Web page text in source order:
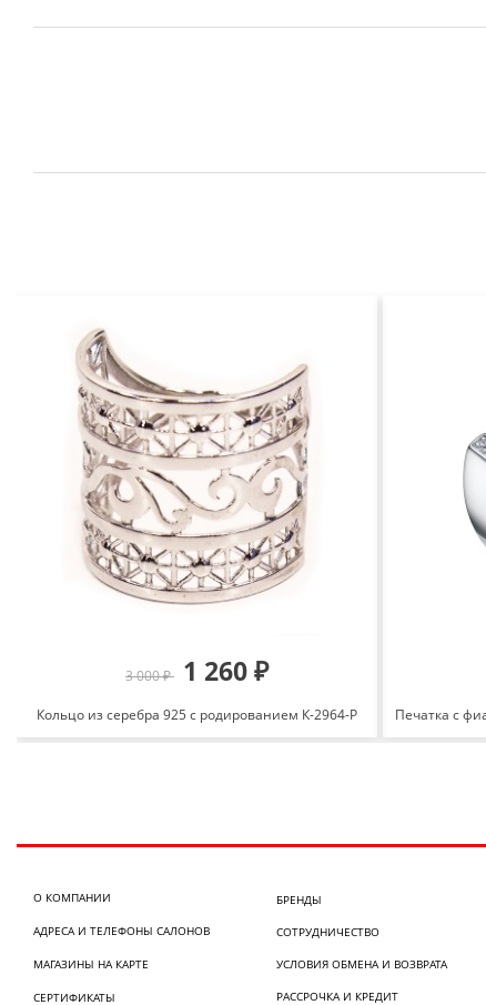
3 000 ₽ 1 260 ₽
Кольцо из серебра 925 с родированием К-2964-Р
О КОМПАНИИ
АДРЕСА И ТЕЛЕФОНЫ САЛОНОВ
МАГАЗИНЫ НА КАРТЕ
СЕРТИФИКАТЫ
БРЕНДЫ
СОТРУДНИЧЕСТВО
УСЛОВИЯ ОБМЕНА И ВОЗВРАТА
РАССРОЧКА И КРЕДИТ